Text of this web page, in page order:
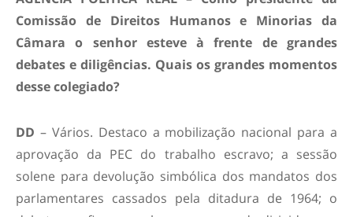
Comissão de Direitos Humanos e Minorias da
Câmara o senhor esteve à frente de grandes
debates e diligências. Quais os grandes momentos
desse colegiado?
DD – Vários. Destaco a mobilização nacional para a
aprovação da PEC do trabalho escravo; a sessão
solene para devolução simbólica dos mandatos dos
parlamentares cassados pela ditadura de 1964; o